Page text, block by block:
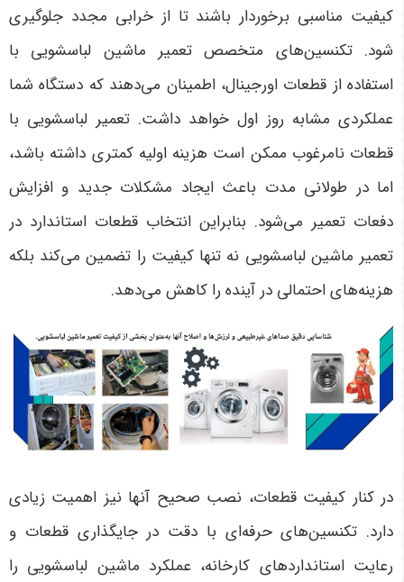
کیفیت مناسبی برخوردار باشند تا از خرابی مجدد جلوگیری
شود. تکنسین‌های متخصص تعمیر ماشین لباسشویی با
استفاده از قطعات اورجینال، اطمینان می‌دهند که دستگاه شما
عملکردی مشابه روز اول خواهد داشت. تعمیر لباسشویی با
قطعات نامرغوب ممکن است هزینه اولیه کمتری داشته باشد،
اما در طولانی مدت باعث ایجاد مشکلات جدید و افزایش
دفعات تعمیر می‌شود. بنابراین انتخاب قطعات استاندارد در
تعمیر ماشین لباسشویی نه تنها کیفیت را تضمین می‌کند بلکه
هزینه‌های احتمالی در آینده را کاهش می‌دهد.
در کنار کیفیت قطعات، نصب صحیح آنها نیز اهمیت زیادی
دارد. تکنسین‌های حرفه‌ای با دقت در جایگذاری قطعات و
رعایت استانداردهای کارخانه، عملکرد ماشین لباسشویی را